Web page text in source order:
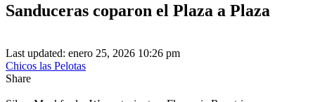
Sanduceras coparon el Plaza a Plaza
Last updated: enero 25, 2026 10:26 pm
Chicos las Pelotas
Share